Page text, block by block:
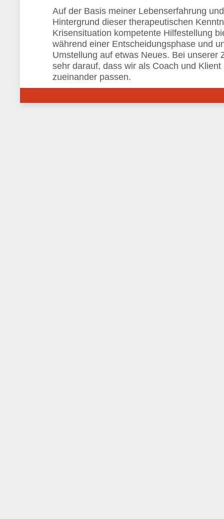
Auf der Basis meiner Lebenserfahrung
Hintergrund dieser therapeutischen
Krisensituation kompetente Hilfestellung
während einer Entscheidungsphase und
Umstellung auf etwas Neues. Bei unserer
sehr darauf, dass wir als Coach und
zueinander passen.